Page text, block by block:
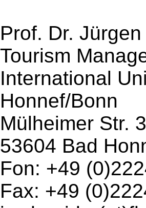
Prof. Dr.
Tourism
International
Honnef/Bonn
Mülheimer Str.
53604 Bad
Fon: +49
Fax: +49